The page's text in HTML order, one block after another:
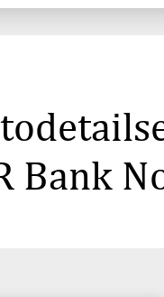
auf
100
Bank